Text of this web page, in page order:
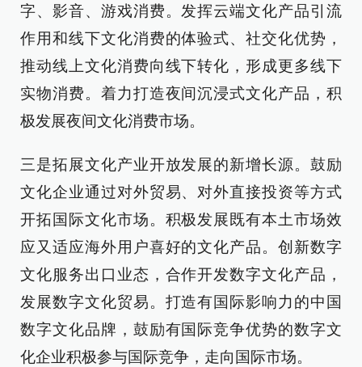
字、影音、游戏消费。发挥云端文化产品引流
作用和线下文化消费的体验式、社交化优势，
推动线上文化消费向线下转化，形成更多线下
实物消费。着力打造夜间沉浸式文化产品，积
极发展夜间文化消费市场。
三是拓展文化产业开放发展的新增长源。鼓励
文化企业通过对外贸易、对外直接投资等方式
开拓国际文化市场。积极发展既有本土市场效
应又适应海外用户喜好的文化产品。创新数字
文化服务出口业态，合作开发数字文化产品，
发展数字文化贸易。打造有国际影响力的中国
数字文化品牌，鼓励有国际竞争优势的数字文
化企业积极参与国际竞争，走向国际市场。